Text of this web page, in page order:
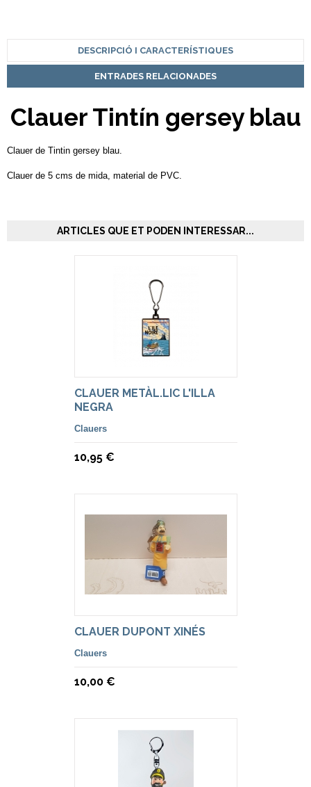
DESCRIPCIÓ I CARACTERÍSTIQUES
ENTRADES RELACIONADES
Clauer Tintín gersey blau
Clauer de Tintin gersey blau.
Clauer de 5 cms de mida, material de PVC.
ARTICLES QUE ET PODEN INTERESSAR...
CLAUER METÀL.LIC L'ILLA
NEGRA
Clauers
10,95 €
CLAUER DUPONT XINÉS
Clauers
10,00 €